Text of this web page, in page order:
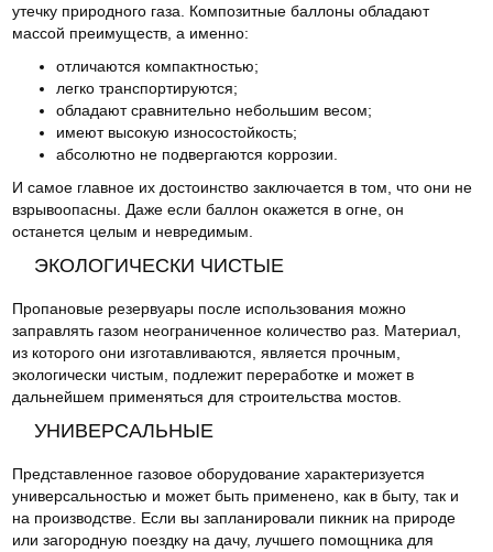
утечку природного газа. Композитные баллоны обладают
массой преимуществ, а именно:
отличаются компактностью;
легко транспортируются;
обладают сравнительно небольшим весом;
имеют высокую износостойкость;
абсолютно не подвергаются коррозии.
И самое главное их достоинство заключается в том, что они не
взрывоопасны. Даже если баллон окажется в огне, он
останется целым и невредимым.
ЭКОЛОГИЧЕСКИ ЧИСТЫЕ
Пропановые резервуары после использования можно
заправлять газом неограниченное количество раз. Материал,
из которого они изготавливаются, является прочным,
экологически чистым, подлежит переработке и может в
дальнейшем применяться для строительства мостов.
УНИВЕРСАЛЬНЫЕ
Представленное газовое оборудование характеризуется
универсальностью и может быть применено, как в быту, так и
на производстве. Если вы запланировали пикник на природе
или загородную поездку на дачу, лучшего помощника для